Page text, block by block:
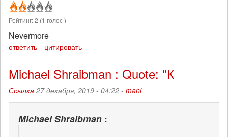
Рейтинг:2 (1 голос )
Nevermore
ответить цитировать
Michael Shraibman : Quote: "К
Ссылка 27 декабря, 2019 - 04:22 - mani
Michael Shraibman: